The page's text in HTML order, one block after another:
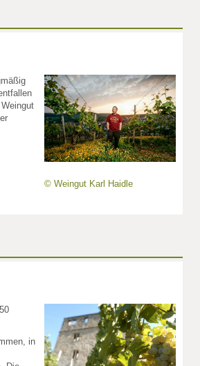
© Weingut Karl Haidle
in